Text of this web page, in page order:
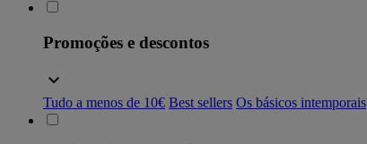
Promoções e descontos
Tudo a menos de 10€ Best sellers Os básicos intemporais